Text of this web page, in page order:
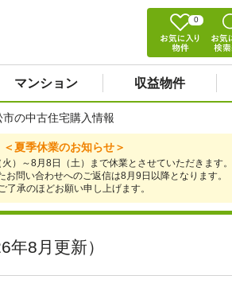
0
マンション 収益物件
市の中古住宅購入情報
＜夏季休業のお知らせ＞
）～8月8日（土）まで休業とさせていただきます。
お問い合わせへのご返信は8月9日以降となります。
了承のほどお願い申し上げます。
年8月更新）